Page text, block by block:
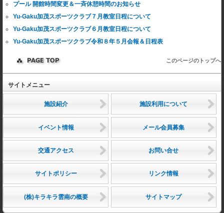
プール 開館時間変更＆一斉休憩時間のお知らせ
Yu-Gaku加茂スポーツクラブ７月教室日程について
Yu-Gaku加茂スポーツクラブ６月教室日程について
Yu-Gaku加茂スポーツクラブ令和８年５月会報＆日程表
このページのトップへ
サイトメニュー
施設紹介 施設利用について
イベント情報 メール会員募集
交通アクセス お問い合せ
サイトポリシー リンク情報
(株)キラキラ雲南の概要 サイトマップ